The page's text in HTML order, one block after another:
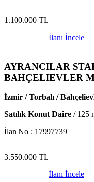
1.100.000 TL
İlanı İncele
AYRANCILAR
BAHÇELIEVLER
İzmir / Torbalı /
Satılık Konut Daire / 125
İlan No : 17997739
3.550.000 TL
İlanı İncele